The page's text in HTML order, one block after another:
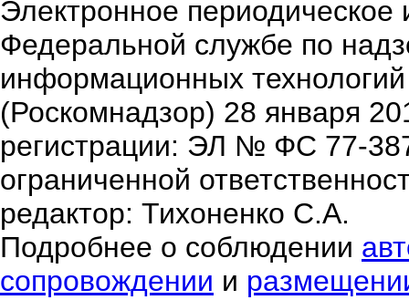
Электронное периодическое
Федеральной службе по
информационных
(Роскомнадзор) 28 января
регистрации: ЭЛ № ФС 77-
ограниченной
редактор: Тихоненко С.А.
Подробнее о соблюдении
сопровождении и